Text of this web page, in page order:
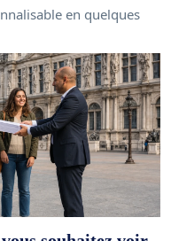
en quelques